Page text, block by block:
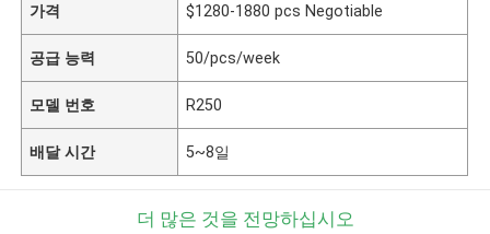
가격 $1280-1880 pcs Negotiable
공급 능력 50/pcs/week
모델 번호 R250
배달 시간 5~8일
더 많은 것을 전망하십시오